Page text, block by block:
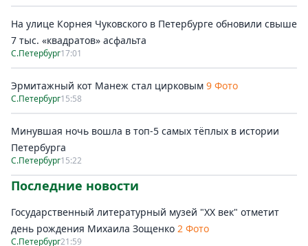
На улице Корнея Чуковского в Петербурге обновили свыше
7 тыс. «квадратов» асфальта
С.Петербург17:01
Эрмитажный кот Манеж стал цирковым 9 Фото
С.Петербург15:58
Минувшая ночь вошла в топ-5 самых тёплых в истории
Петербурга
С.Петербург15:22
Последние новости
Государственный литературный музей "ХХ век" отметит
день рождения Михаила Зощенко 2 Фото
С.Петербург21:59